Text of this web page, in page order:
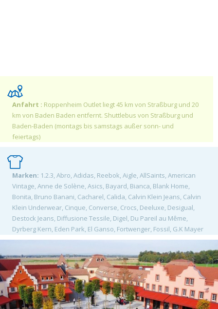
Anfahrt : Roppenheim Outlet liegt 45 km von Straßburg und 20
km von Baden Baden entfernt. Shuttlebus von Straßburg und
Baden-Baden (montags bis samstags außer sonn- und
feiertags)
Marken: 1.2.3, Abro, Adidas, Reebok, Aigle, AllSaints, American
Vintage, Anne de Solène, Asics, Bayard, Bianca, Blank Home,
Bonita, Bruno Banani, Cacharel, Calida, Calvin Klein Jeans, Calvin
Klein Underwear, Cinque, Converse, Crocs, Deeluxe, Desigual,
Destock Jeans, Diffusione Tessile, Digel, Du Pareil au Même,
Dyrberg Kern, Eden Park, El Ganso, Fortwenger, Fossil, G.K Mayer
Shoes, Gaastra, Gant, Garcia, Geox, Gérard Darel, Guess, Haribo,
Heschung, Heyraud, Home & Cook, Ikks, Jack Wolfskin, Jerem, Josef
Seibel, Kaimug, Kaporal, Karl Marc John, Kid'store, Kiko, L'atelier
Des Créateurs, La Fiancée du Mekong, Lambert, Le Coq Sportif, Le
Creuset, Le Tanneur, Levi's, Lindt, Little Big Foot, Mango, Marc
O'Polo, Marvelis, McGregor, Mephisto, Mexx, Mey, Mise au Green,
Mizuno, Möve, Mustang, Nike, Pepe Jeans, Petit Bateau, Puma,